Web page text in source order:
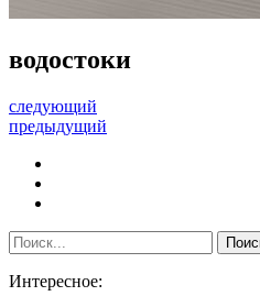
водостоки
следующий
предыдущий
Интересное: